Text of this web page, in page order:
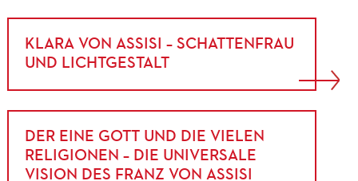
KLARA VON ASSISI – SCHATTENFRAU
UND LICHTGESTALT
DER EINE GOTT UND DIE VIELEN
RELIGIONEN – DIE UNIVERSALE
VISION DES FRANZ VON ASSISI